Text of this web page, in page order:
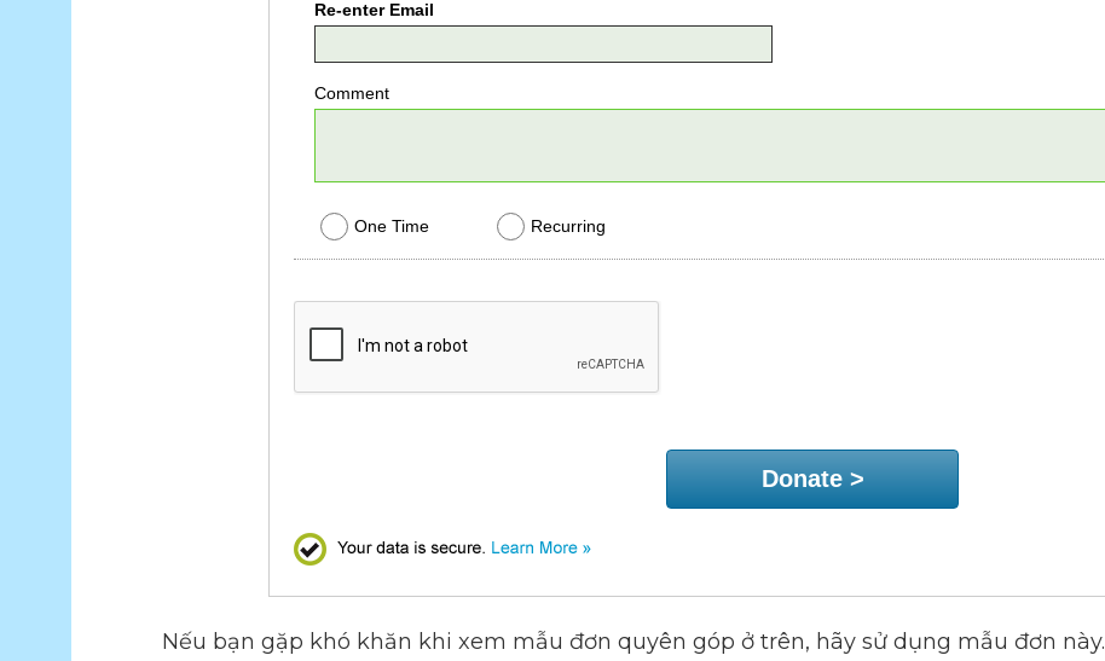
Re-enter Email
Comment
One Time Recurring
Donate >
Nếu bạn gặp khó khăn khi xem mẫu đơn quyên góp ở trên, hãy sử dụng mẫu đơn này.